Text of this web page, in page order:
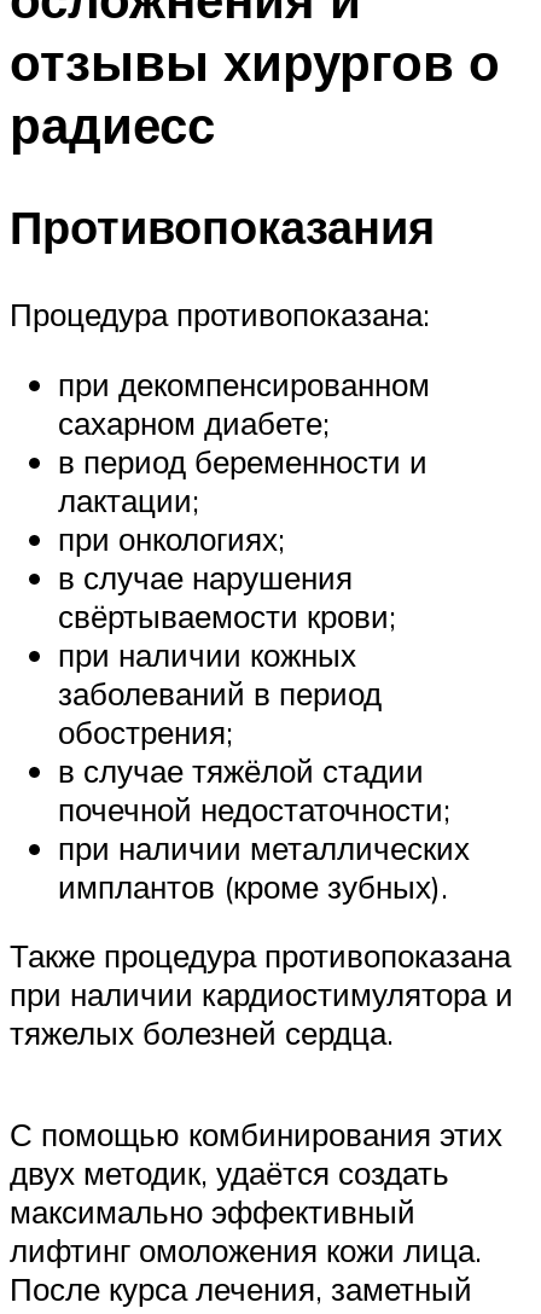
отзывы хирургов о
радиесс
Противопоказания
Процедура противопоказана:
при декомпенсированном
сахарном диабете;
в период беременности и
лактации;
при онкологиях;
в случае нарушения
свёртываемости крови;
при наличии кожных
заболеваний в период
обострения;
в случае тяжёлой стадии
почечной недостаточности;
при наличии металлических
имплантов (кроме зубных).
Также процедура противопоказана
при наличии кардиостимулятора и
тяжелых болезней сердца.
С помощью комбинирования этих
двух методик, удаётся создать
максимально эффективный
лифтинг омоложения кожи лица.
После курса лечения, заметный